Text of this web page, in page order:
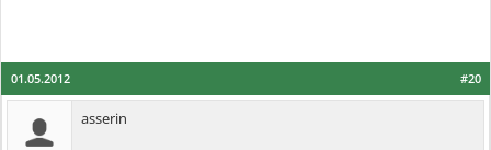
#20
01.05.2012
asserin